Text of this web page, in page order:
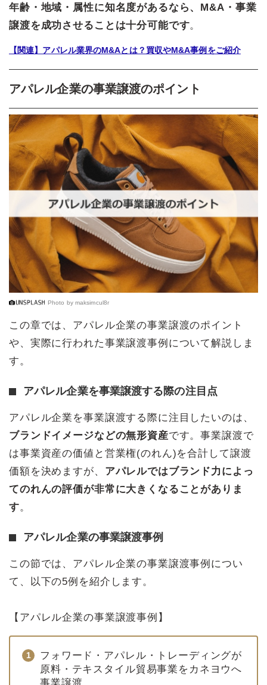
年齢・地域・属性に知名度があるなら、M&A・事業
譲渡を成功させることは十分可能です。
【関連】アパレル業界のM&Aとは？買収やM&A事例をご紹介
アパレル企業の事業譲渡のポイント
Photo by maksimcul8r
この章では、アパレル企業の事業譲渡のポイント
や、実際に行われた事業譲渡事例について解説しま
す。
アパレル企業を事業譲渡する際の注目点
アパレル企業を事業譲渡する際に注目したいのは、
ブランドイメージなどの無形資産です。事業譲渡で
は事業資産の価値と営業権(のれん)を合計して譲渡
価額を決めますが、 アパレルではブランド力によっ
てのれんの評価が非常に大きくなることがありま
す。
アパレル企業の事業譲渡事例
この節では、アパレル企業の事業譲渡事例につい
て、以下の5例を紹介します。
【アパレル企業の事業譲渡事例】
フォワード・アパレル・トレーディングが
原料・テキスタイル貿易事業をカネヨウへ